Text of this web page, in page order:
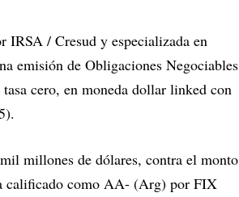
IRSA / Cresud y especializada en
emisión de Obligaciones Negociables
cero, en moneda dollar linked con
millones de dólares, contra el monto
calificado como AA- (Arg) por FIX